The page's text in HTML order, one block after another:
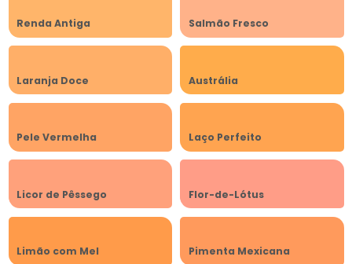
Renda Antiga Salmão Fresco
Laranja Doce Austrália
Pele Vermelha Laço Perfeito
Licor de Pêssego Flor-de-Lótus
Limão com Mel Pimenta Mexicana